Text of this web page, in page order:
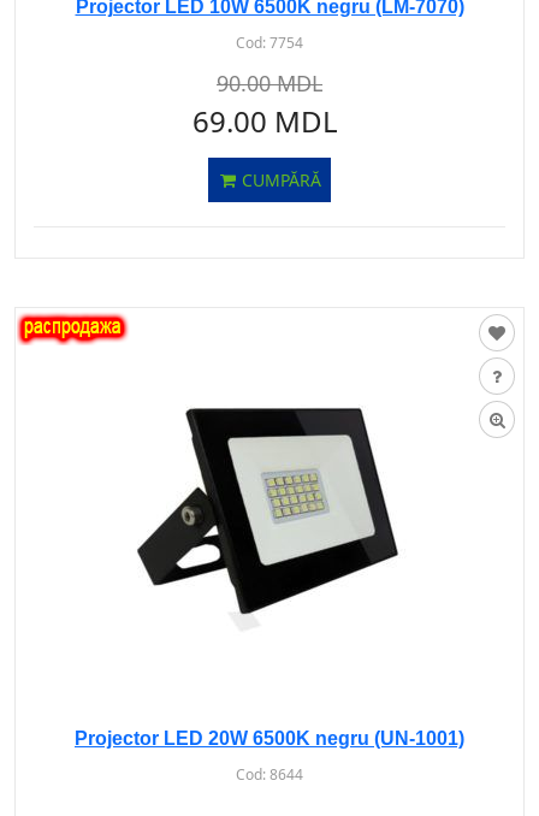
Projector LED 10W 6500K negru (LM-7070)
Cod:7754
90.00 MDL
69.00 MDL
CUMPĂRĂ
Projector LED 20W 6500K negru (UN-1001)
Cod:8644